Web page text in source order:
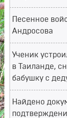
Песенное
Андросова
Ученик
в Таиланде,
бабушку с
Найдено